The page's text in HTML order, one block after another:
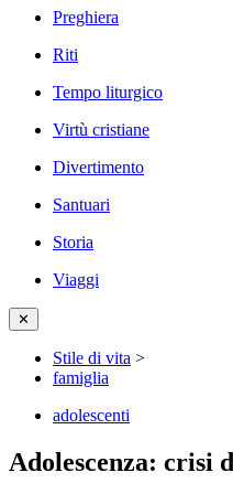
Preghiera
Riti
Tempo liturgico
Virtù cristiane
Divertimento
Santuari
Storia
Viaggi
✕
Stile di vita >
famiglia
adolescenti
Adolescenza: crisi